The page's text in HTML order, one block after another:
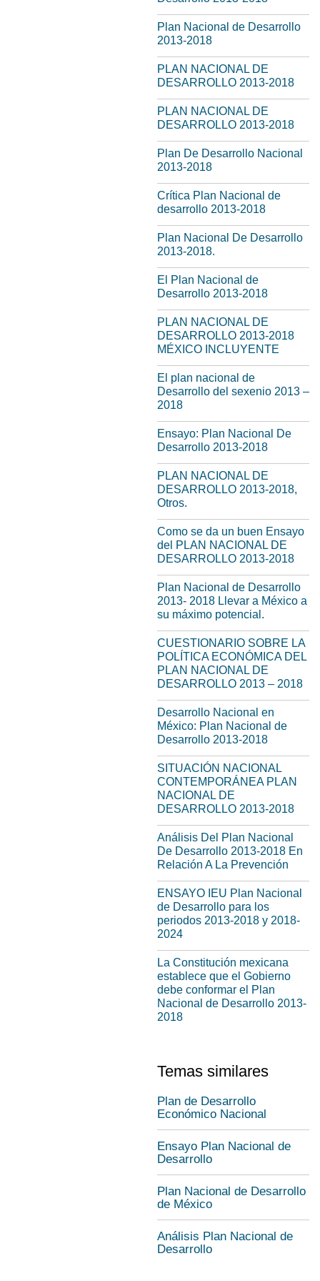
Plan Nacional de Desarrollo
2013-2018
PLAN NACIONAL DE
DESARROLLO 2013-2018
PLAN NACIONAL DE
DESARROLLO 2013-2018
Plan De Desarrollo Nacional
2013-2018
Crítica Plan Nacional de
desarrollo 2013-2018
Plan Nacional De Desarrollo
2013-2018.
El Plan Nacional de
Desarrollo 2013-2018
PLAN NACIONAL DE
DESARROLLO 2013-2018
MÉXICO INCLUYENTE
El plan nacional de
Desarrollo del sexenio 2013 –
2018
Ensayo: Plan Nacional De
Desarrollo 2013-2018
PLAN NACIONAL DE
DESARROLLO 2013-2018,
Otros.
Como se da un buen Ensayo
del PLAN NACIONAL DE
DESARROLLO 2013-2018
Plan Nacional de Desarrollo
2013- 2018 Llevar a México a
su máximo potencial.
CUESTIONARIO SOBRE LA
POLÍTICA ECONÓMICA DEL
PLAN NACIONAL DE
DESARROLLO 2013 – 2018
Desarrollo Nacional en
México: Plan Nacional de
Desarrollo 2013-2018
SITUACIÓN NACIONAL
CONTEMPORÁNEA PLAN
NACIONAL DE
DESARROLLO 2013-2018
Análisis Del Plan Nacional
De Desarrollo 2013-2018 En
Relación A La Prevención
ENSAYO IEU Plan Nacional
de Desarrollo para los
periodos 2013-2018 y 2018-
2024
La Constitución mexicana
establece que el Gobierno
debe conformar el Plan
Nacional de Desarrollo 2013-
2018
Temas similares
Plan de Desarrollo
Económico Nacional
Ensayo Plan Nacional de
Desarrollo
Plan Nacional de Desarrollo
de México
Análisis Plan Nacional de
Desarrollo